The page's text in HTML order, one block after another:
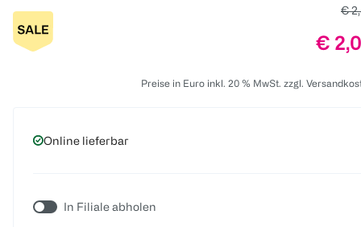
€
€
Preise in Euro inkl. 20 % MwSt. zzgl.
Online lieferbar
In Filiale abholen